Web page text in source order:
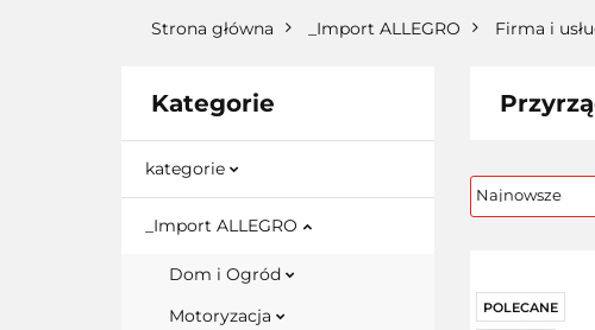
Strona główna _Import ALLEGRO Firma i
Kategorie
kategorie
_Import ALLEGRO
Dom i Ogród
Motoryzacja
POLECANE